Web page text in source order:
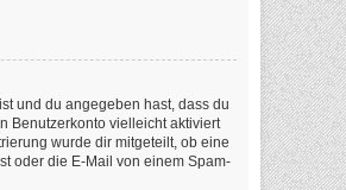
und du angegeben hast, dass du
Benutzerkonto vielleicht aktiviert
wurde dir mitgeteilt, ob eine
oder die E-Mail von einem Spam-